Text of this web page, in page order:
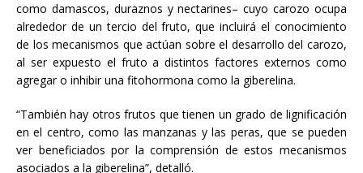
como damascos, duraznos y nectarines– cuyo carozo ocupa
alrededor de un tercio del fruto, que incluirá el conocimiento
de los mecanismos que actúan sobre el desarrollo del carozo,
al ser expuesto el fruto a distintos factores externos como
agregar o inhibir una fitohormona como la giberelina.
“También hay otros frutos que tienen un grado de lignificación
en el centro, como las manzanas y las peras, que se pueden
ver beneficiados por la comprensión de estos mecanismos
asociados a la giberelina”, detalló.